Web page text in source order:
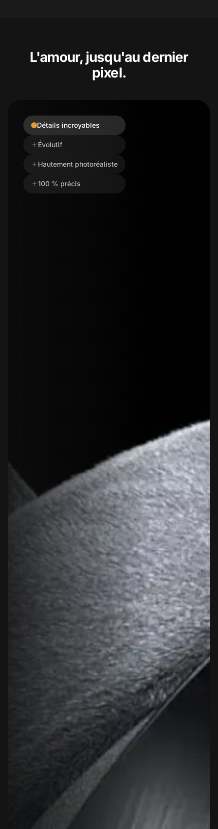
L'amour, jusqu'au dernier
pixel.
Détails incroyables
Évolutif
Hautement photoréaliste
100 % précis